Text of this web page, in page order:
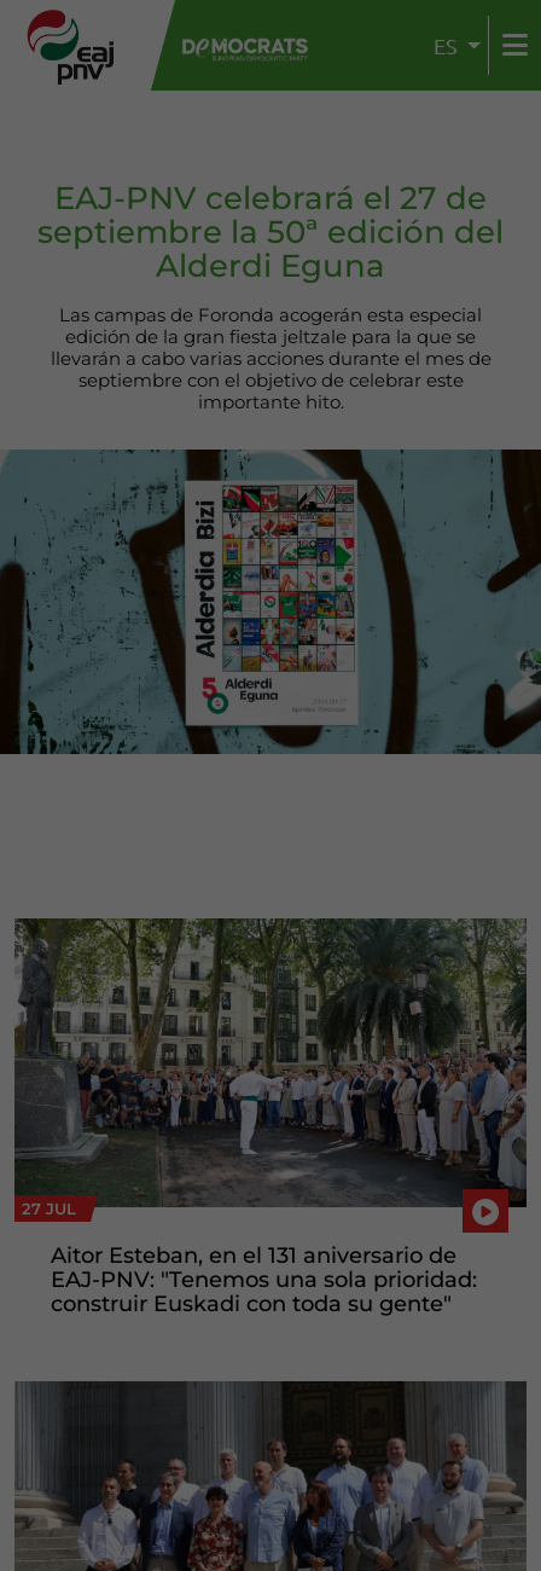
ES
EAJ-PNV celebrará el 27 de
septiembre la 50ª edición del
Alderdi Eguna
Las campas de Foronda acogerán esta especial
edición de la gran fiesta jeltzale para la que se
llevarán a cabo varias acciones durante el mes de
septiembre con el objetivo de celebrar este
importante hito.
27 JUL
Aitor Esteban, en el 131 aniversario de
EAJ-PNV: "Tenemos una sola prioridad:
construir Euskadi con toda su gente"